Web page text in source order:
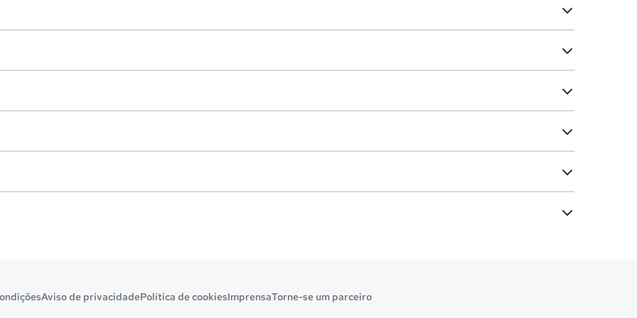
Aviso de privacidadePolítica de cookiesImprensaTorne-se um parceiro